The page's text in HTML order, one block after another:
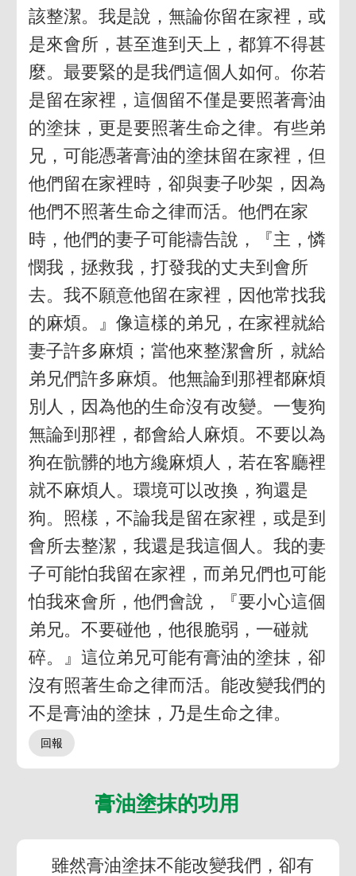
該整潔。我是說，無論你留在家裡，或
是來會所，甚至進到天上，都算不得甚
麼。最要緊的是我們這個人如何。你若
是留在家裡，這個留不僅是要照著膏油
的塗抹，更是要照著生命之律。有些弟
兄，可能憑著膏油的塗抹留在家裡，但
他們留在家裡時，卻與妻子吵架，因為
他們不照著生命之律而活。他們在家
時，他們的妻子可能禱告說，『主，憐
憫我，拯救我，打發我的丈夫到會所
去。我不願意他留在家裡，因他常找我
的麻煩。』像這樣的弟兄，在家裡就給
妻子許多麻煩；當他來整潔會所，就給
弟兄們許多麻煩。他無論到那裡都麻煩
別人，因為他的生命沒有改變。一隻狗
無論到那裡，都會給人麻煩。不要以為
狗在骯髒的地方纔麻煩人，若在客廳裡
就不麻煩人。環境可以改換，狗還是
狗。照樣，不論我是留在家裡，或是到
會所去整潔，我還是我這個人。我的妻
子可能怕我留在家裡，而弟兄們也可能
怕我來會所，他們會說，『要小心這個
弟兄。不要碰他，他很脆弱，一碰就
碎。』這位弟兄可能有膏油的塗抹，卻
沒有照著生命之律而活。能改變我們的
不是膏油的塗抹，乃是生命之律。
膏油塗抹的功用
雖然膏油塗抹不能改變我們，卻有